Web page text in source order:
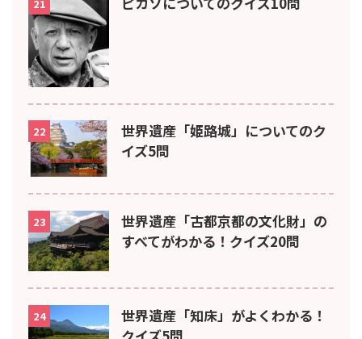
21
22
世界遺産「姫路城」についてのク
イズ5問
23
世界遺産「古都京都の文化財」の
すべてがわかる！クイズ20問
24
世界遺産「知床」がよくわかる！